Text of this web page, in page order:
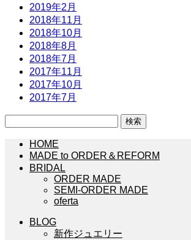
2019年2月
2018年11月
2018年10月
2018年8月
2018年7月
2017年11月
2017年10月
2017年7月
HOME
MADE to ORDER＆REFORM
BRIDAL
ORDER MADE
SEMI-ORDER MADE
oferta
BLOG
新作ジュエリー